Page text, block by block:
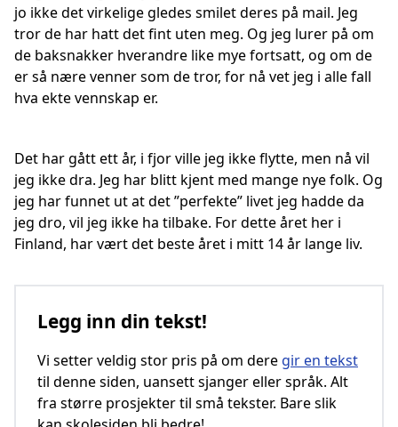
jo ikke det virkelige gledes smilet deres på mail. Jeg
tror de har hatt det fint uten meg. Og jeg lurer på om
de baksnakker hverandre like mye fortsatt, og om de
er så nære venner som de tror, for nå vet jeg i alle fall
hva ekte vennskap er.
Det har gått ett år, i fjor ville jeg ikke flytte, men nå vil
jeg ikke dra. Jeg har blitt kjent med mange nye folk. Og
jeg har funnet ut at det ”perfekte” livet jeg hadde da
jeg dro, vil jeg ikke ha tilbake. For dette året her i
Finland, har vært det beste året i mitt 14 år lange liv.
Legg inn din tekst!
Vi setter veldig stor pris på om dere gir en tekst
til denne siden, uansett sjanger eller språk. Alt
fra større prosjekter til små tekster. Bare slik